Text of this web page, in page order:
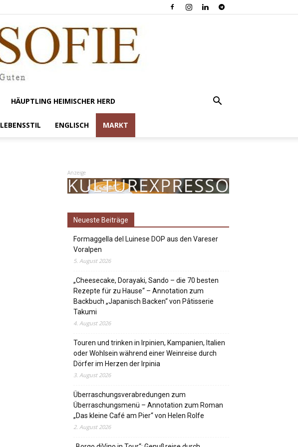
HÄUPTLING HEIMISCHER HERD
LEBENSSTIL ENGLISCH MARKT
Anzeige
Neueste Beiträge
Formaggella del Luinese DOP aus den Vareser
Voralpen
5. August 2026
„Cheesecake, Dorayaki, Sando – die 70 besten
Rezepte für zu Hause“ – Annotation zum
Backbuch „Japanisch Backen“ von Pâtisserie
Takumi
4. August 2026
Touren und trinken in Irpinien, Kampanien, Italien
oder Wohlsein während einer Weinreise durch
Dörfer im Herzen der Irpinia
3. August 2026
Überraschungsverabredungen zum
Überraschungsmenü – Annotation zum Roman
„Das kleine Café am Pier“ von Helen Rolfe
2. August 2026